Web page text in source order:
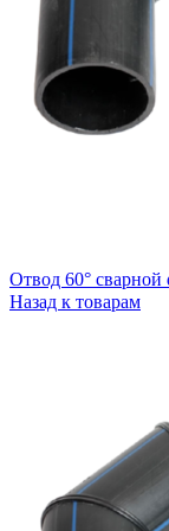
В категории
Отвод 60°
Назад к товарам